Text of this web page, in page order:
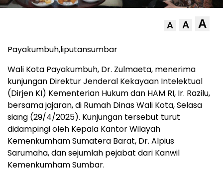
A A A
Payakumbuh,liputansumbar
Wali Kota Payakumbuh, Dr. Zulmaeta, menerima
kunjungan Direktur Jenderal Kekayaan Intelektual
(Dirjen KI) Kementerian Hukum dan HAM RI, Ir. Razilu,
bersama jajaran, di Rumah Dinas Wali Kota, Selasa
siang (29/4/2025). Kunjungan tersebut turut
didampingi oleh Kepala Kantor Wilayah
Kemenkumham Sumatera Barat, Dr. Alpius
Sarumaha, dan sejumlah pejabat dari Kanwil
Kemenkumham Sumbar.